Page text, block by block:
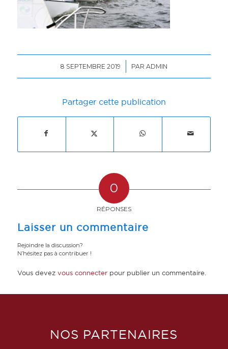
8 SEPTEMBRE 2019
/ PARADMIN
Partager cette publication
0
RÉPONSES
Laisser un commentaire
Rejoindre la discussion?
N’hésitez pas à contribuer !
Vous devez vous connecterpour publier un commentaire.
NOS PARTENAIRES